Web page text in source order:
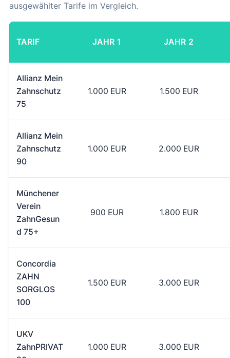
ausgewählter Tarife im Vergleich.
TARIF JAHR 1 JAHR 2
Allianz Mein
Zahnschutz
75
1.000 EUR 1.500 EUR
Allianz Mein
Zahnschutz
90
1.000 EUR 2.000 EUR
Münchener
Verein
ZahnGesun
d 75+
900 EUR 1.800 EUR
Concordia
ZAHN
SORGLOS
100
1.500 EUR 3.000 EUR
UKV
ZahnPRIVAT
1.000 EUR 3.000 EUR